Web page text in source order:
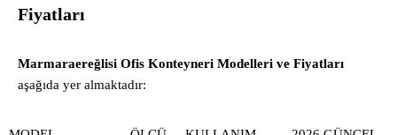
Fiyatları
Marmaraereğlisi Ofis Konteyneri Modelleri ve Fiyatları
aşağıda yer almaktadır: